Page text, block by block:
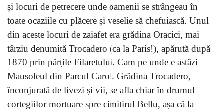
și locuri de petrecere unde oamenii se strângeau în
toate ocaziile cu plăcere și veselie să chefuiască. Unul
din aceste locuri de zaiafet era grădina Oracici, mai
târziu denumită Trocadero (ca la Paris!), apărută după
1870 prin părțile Filaretului. Cam pe unde e astăzi
Mausoleul din Parcul Carol. Grădina Trocadero,
înconjurată de livezi și vii, se afla chiar în drumul
cortegiilor mortuare spre cimitirul Bellu, așa că la